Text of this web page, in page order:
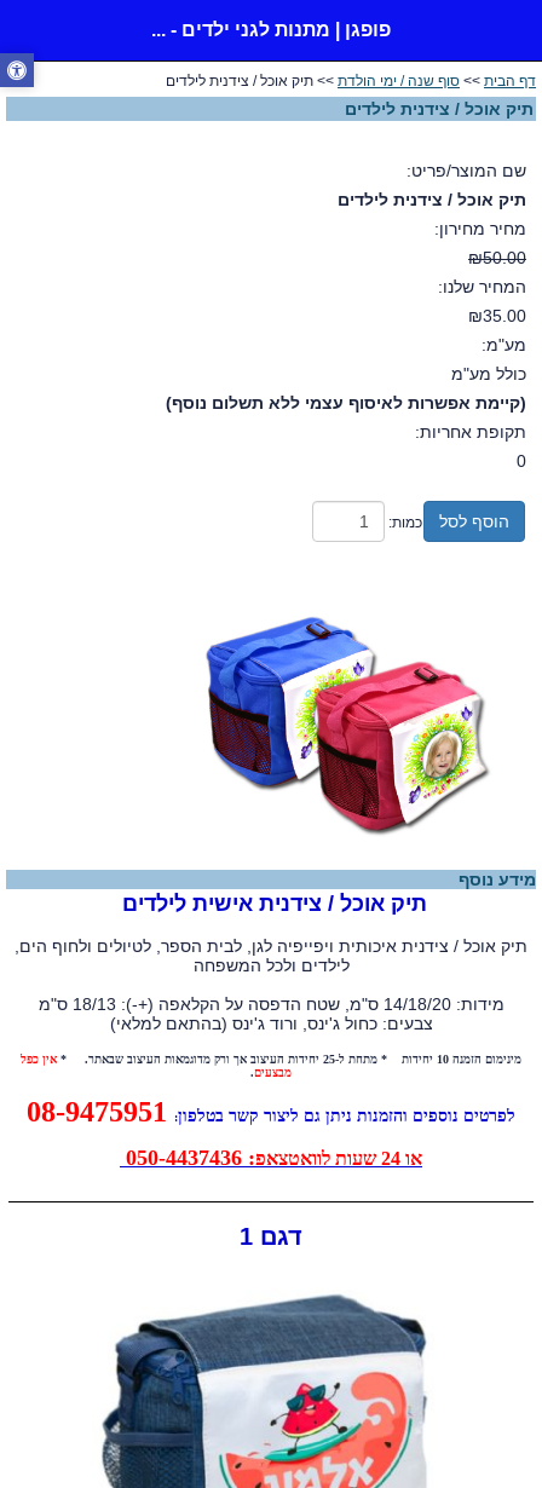
פופגן | מתנות לגני ילדים - ...
דף הבית >> סוף שנה / ימי הולדת >> תיק אוכל / צידנית לילדים
תיק אוכל / צידנית לילדים
שם המוצר/פריט:
תיק אוכל / צידנית לילדים
מחיר מחירון:
₪50.00
המחיר שלנו:
₪35.00
מע"מ:
כולל מע"מ
(קיימת אפשרות לאיסוף עצמי ללא תשלום נוסף)
תקופת אחריות:
0
הוסף לסל כמות:
מידע נוסף
תיק אוכל / צידנית אישית לילדים
תיק אוכל / צידנית איכותית ויפייפיה לגן, לבית הספר, לטיולים ולחוף הים,
לילדים ולכל המשפחה
מידות: 14/18/20 ס"מ, שטח הדפסה על הקלאפה (+-): 18/13 ס"מ
צבעים: כחול ג'ינס, ורוד ג'ינס (בהתאם למלאי)
מינימום הזמנה 10 יחידות * מתחת ל-25 יחידות העיצוב אך ורק מדוגמאות העיצוב שבאתר. *
אין כפל
מבצעים.
לפרטים נוספים והזמנות ניתן גם ליצור קשר בטלפון:
08-9475951
או 24 שעות לוואטצאפ : 050-4437436
דגם 1